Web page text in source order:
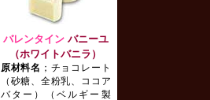
バレンタインバニーユ
（ホワイトバニラ）
原材料名 ；チョコレート
（砂糖、全粉乳、ココア
バター）（ベルギー製